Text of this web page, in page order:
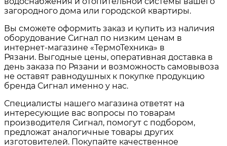
загородного дома или городской квартиры.
Вы сможете оформить заказ и купить из наличия
оборудование Сигнал по низким ценам в
интернет-магазине «ТермоТехника» в
Рязани. Выгодные цены, оперативная доставка в
день заказа по Рязани и возможность самовывоза
не оставят равнодушных к покупке продукцию
бренда Сигнал именно у нас.
Специалисты нашего магазина ответят на
интересующие вас вопросы по товарам
производителя Сигнал, помогут с подбором,
предложат аналогичные товары других
изготовителей. Покупайте качественное